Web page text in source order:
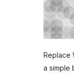
Replace
a simple